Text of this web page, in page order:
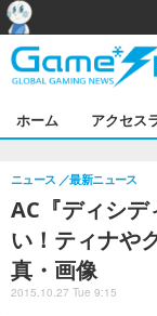
ホーム アクセス
AC『ディシデ
い！ティナや
真・画像
ニュース 最新ニュース
2015.10.27 Tue 9:15